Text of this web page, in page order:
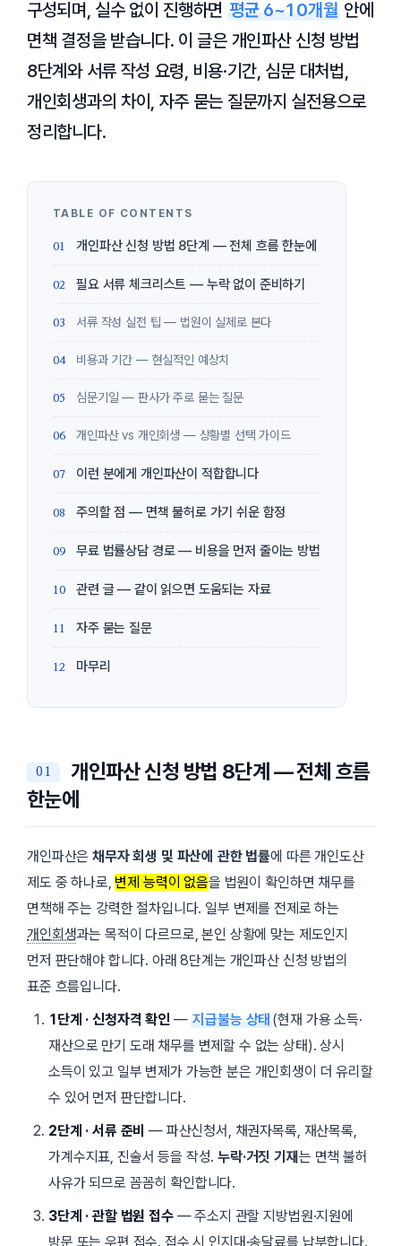
구성되며, 실수 없이 진행하면 평균 6~10개월 안에
면책 결정을 받습니다. 이 글은 개인파산 신청 방법
8단계와 서류 작성 요령, 비용·기간, 심문 대처법,
개인회생과의 차이, 자주 묻는 질문까지 실전용으로
정리합니다.
개인파산 신청 방법 8단계 — 전체 흐름 한눈에
필요 서류 체크리스트 — 누락 없이 준비하기
서류 작성 실전 팁 — 법원이 실제로 본다
비용과 기간 — 현실적인 예상치
심문기일 — 판사가 주로 묻는 질문
개인파산 vs 개인회생 — 상황별 선택 가이드
이런 분에게 개인파산이 적합합니다
주의할 점 — 면책 불허로 가기 쉬운 함정
무료 법률상담 경로 — 비용을 먼저 줄이는 방법
관련 글 — 같이 읽으면 도움되는 자료
자주 묻는 질문
마무리
개인파산 신청 방법 8단계 — 전체 흐름
한눈에
개인파산은채무자 회생 및 파산에 관한 법률에 따른 개인도산
제도 중 하나로, 변제 능력이 없음을 법원이 확인하면 채무를
면책해 주는 강력한 절차입니다. 일부 변제를 전제로 하는
개인회생과는 목적이 다르므로, 본인 상황에 맞는 제도인지
먼저 판단해야 합니다. 아래 8단계는 개인파산 신청 방법의
표준 흐름입니다.
1단계 · 신청자격 확인— 지급불능 상태 (현재 가용 소득·
재산으로 만기 도래 채무를 변제할 수 없는 상태). 상시
소득이 있고 일부 변제가 가능한 분은 개인회생이 더 유리할
수 있어 먼저 판단합니다.
2단계 · 서류 준비 — 파산신청서, 채권자목록, 재산목록,
가계수지표, 진술서 등을 작성.누락·거짓 기재는 면책 불허
사유가 되므로 꼼꼼히 확인합니다.
3단계 · 관할 법원 접수— 주소지 관할 지방법원·지원에
방문 또는 우편 접수. 접수 시 인지대·송달료를 납부합니다.